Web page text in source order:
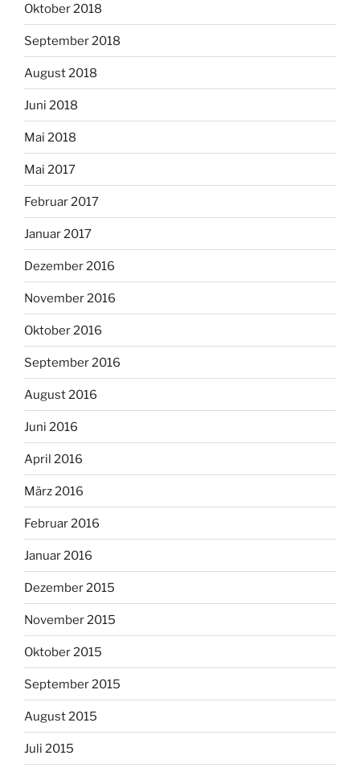
Oktober 2018
September 2018
August 2018
Juni 2018
Mai 2018
Mai 2017
Februar 2017
Januar 2017
Dezember 2016
November 2016
Oktober 2016
September 2016
August 2016
Juni 2016
April 2016
März 2016
Februar 2016
Januar 2016
Dezember 2015
November 2015
Oktober 2015
September 2015
August 2015
Juli 2015